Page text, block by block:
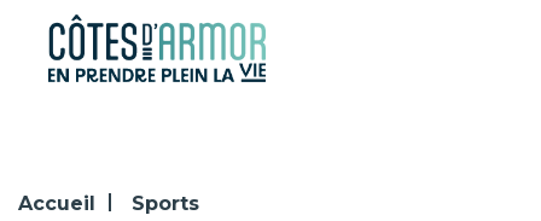
Panneau de gestion des cookies
Accueil Sports